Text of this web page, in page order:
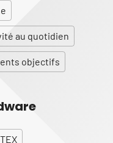
au quotidien
objectifs